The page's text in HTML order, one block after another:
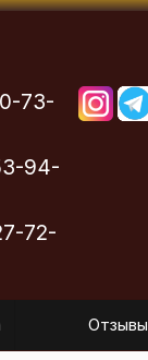
73-
94-
72-
Отзывы